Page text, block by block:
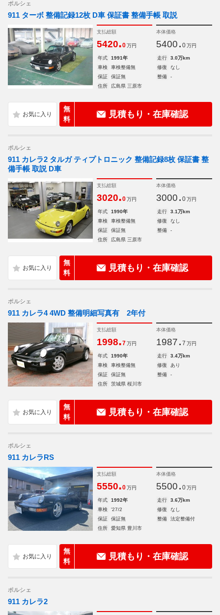
ポルシェ
911 ターボ 整備記録12枚 D車 保証書 整備手帳 取説
支払総額
5420.0 万円
本体価格
5400. 0 万円
年式 1991年 走行
3.0万km
車検
車検整備無 修復
なし
保証
保証無 整備
-
住所
広島県 三原市
無
料
見積もり・在庫確認
ポルシェ
911 カレラ2 タルガ ティプトロニック 整備記録8枚 保証書 整
備手帳 取説 D車
支払総額
3020.0 万円
本体価格
3000. 0 万円
年式 1990年 走行
3.1万km
車検
車検整備無 修復
なし
保証
保証無 整備
-
住所
広島県 三原市
無
料
見積もり・在庫確認
ポルシェ
911 カレラ4 4WD 整備明細写真有 2年付
支払総額
1998.7 万円
本体価格
1987. 7 万円
年式 1990年 走行
3.4万km
車検
車検整備無 修復
あり
保証
保証無 整備
-
住所
茨城県 桜川市
無
料
見積もり・在庫確認
ポルシェ
911 カレラRS
支払総額
5550.0 万円
本体価格
5500. 0 万円
年式 1992年 走行
3.6万km
車検
'27/2 修復
なし
保証
保証無 整備
法定整備付
住所
愛知県 豊川市
無
料
見積もり・在庫確認
ポルシェ
911 カレラ2